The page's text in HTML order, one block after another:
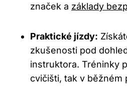
značek a základy
Praktické jízdy:
zkušenosti pod
instruktora. Tréninky
cvičišti, tak v běžném